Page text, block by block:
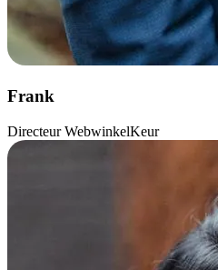
Frank
Directeur WebwinkelKeur